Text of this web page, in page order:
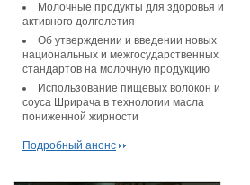
Молочные продукты для здоровья и
активного долголетия
Об утверждении и введении новых
национальных и межгосударственных
стандартов на молочную продукцию
Использование пищевых волокон и
соуса Шрирача в технологии масла
пониженной жирности
Подробный анонс